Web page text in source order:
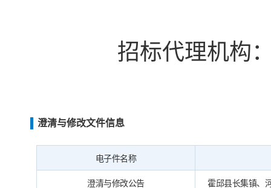
招标代理机构
澄清与修改文件信息
电子件名称
澄清与修改公告 霍邱县长集镇、